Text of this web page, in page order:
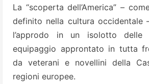
La “scoperta dell’America” –
definito nella cultura occidentale
l’approdo in un isolotto delle
equipaggio approntato in tutta
da veterani e novellini della
regioni europee.